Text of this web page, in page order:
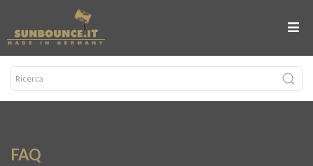
FAQ